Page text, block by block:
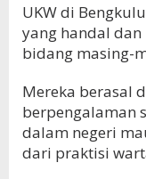
UKW di
yang handal
bidang masing-
Mereka berasal
berpengalaman
dalam negeri
dari praktisi